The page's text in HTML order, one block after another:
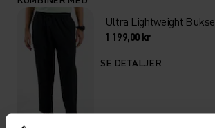
Ultra Lightweight Bukse
1 199,00 kr
SE DETALJER